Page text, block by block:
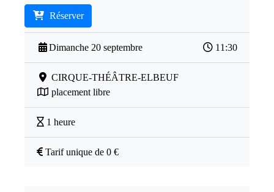
Réserver
Dimanche 20 septembre 11:30
CIRQUE-THÉÂTRE-ELBEUF
placement libre
1 heure
Tarif unique de 0 €